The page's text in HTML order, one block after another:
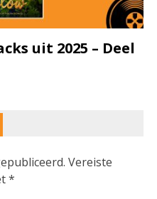
uit 2025 – Deel
Vereiste
*